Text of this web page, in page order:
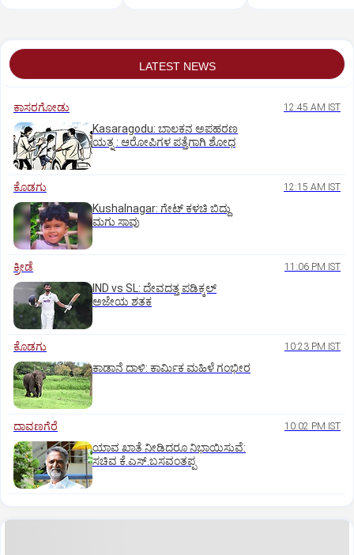
LATEST NEWS
ಕಾಸರಗೋಡು 12:45 AM IST
Kasaragodu: ಬಾಲಕನ ಅಪಹರಣ
ಯತ್ನ : ಆರೋಪಿಗಳ ಪತ್ತೆಗಾಗಿ ಶೋಧ
ಕೊಡಗು 12:15 AM IST
Kushalnagar: ಗೇಟ್ ಕಳಚಿ ಬಿದ್ದು
ಮಗು ಸಾವು
ಕ್ರೀಡೆ 11:06 PM IST
IND vs SL: ದೇವದತ್ತ ಪಡಿಕ್ಕಲ್‌
ಅಜೇಯ ಶತಕ
ಕೊಡಗು 10:23 PM IST
ಕಾಡಾನೆ ದಾಳಿ: ಕಾರ್ಮಿಕ ಮಹಿಳೆ ಗಂಭೀರ
ದಾವಣಗೆರೆ 10:02 PM IST
ಯಾವ ಖಾತೆ ನೀಡಿದರೂ ನಿಭಾಯಿಸುವೆ:
ಸಚಿವ ಕೆ.ಎಸ್.ಬಸವಂತಪ್ಪ